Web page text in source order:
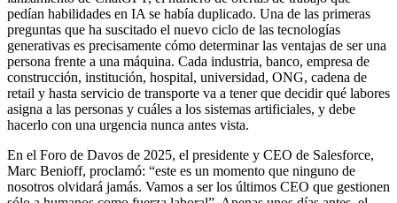
pedían habilidades en IA se había duplicado. Una de las primeras
preguntas que ha suscitado el nuevo ciclo de las tecnologías
generativas es precisamente cómo determinar las ventajas de ser una
persona frente a una máquina. Cada industria, banco, empresa de
construcción, institución, hospital, universidad, ONG, cadena de
retail y hasta servicio de transporte va a tener que decidir qué labores
asigna a las personas y cuáles a los sistemas artificiales, y debe
hacerlo con una urgencia nunca antes vista.
En el Foro de Davos de 2025, el presidente y CEO de Salesforce,
Marc Benioff, proclamó: “este es un momento que ninguno de
nosotros olvidará jamás. Vamos a ser los últimos CEO que gestionen